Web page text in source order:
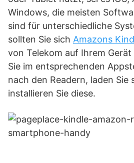
Windows, die meisten
sind für unterschiedliche
sollten Sie sich Amazons
von Telekom auf Ihrem
Sie im entsprechenden
nach den Readern, laden Sie
installieren Sie diese.